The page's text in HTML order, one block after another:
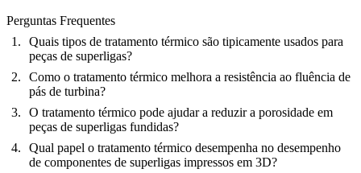
Perguntas Frequentes
Quais tipos de tratamento térmico são tipicamente usados para
peças de superligas?
Como o tratamento térmico melhora a resistência ao fluência de
pás de turbina?
O tratamento térmico pode ajudar a reduzir a porosidade em
peças de superligas fundidas?
Qual papel o tratamento térmico desempenha no desempenho
de componentes de superligas impressos em 3D?